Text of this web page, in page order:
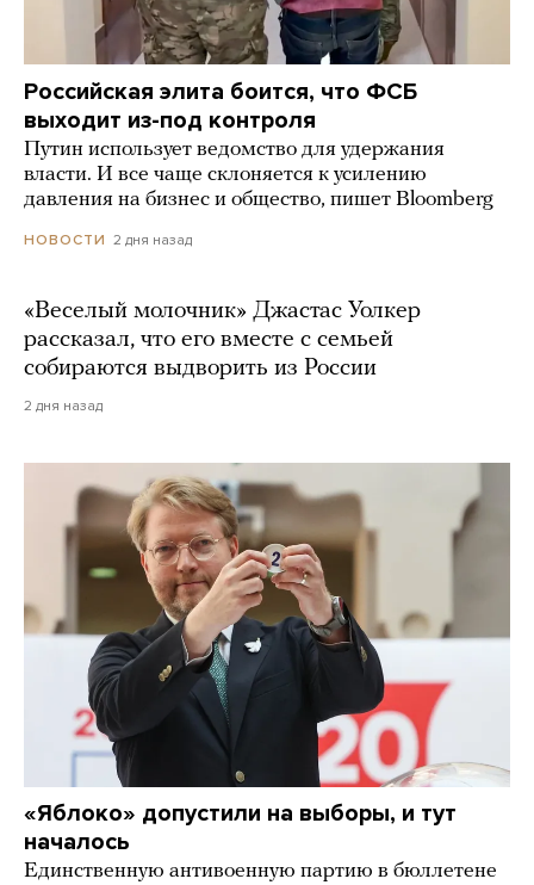
Российская элита боится, что ФСБ
выходит из-под контроля
Путин использует ведомство для удержания
власти. И все чаще склоняется к усилению
давления на бизнес и общество, пишет Bloomberg
НОВОСТИ 2 дня назад
«Веселый молочник» Джастас Уолкер
рассказал, что его вместе с семьей
собираются выдворить из России
2 дня назад
«Яблоко» допустили на выборы, и тут
началось
Единственную антивоенную партию в бюллетене